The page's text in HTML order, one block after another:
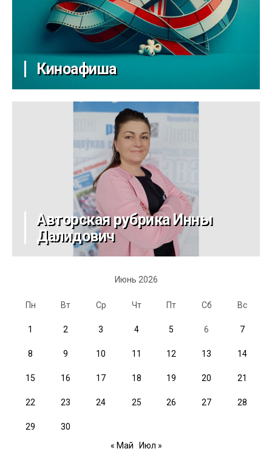
Киноафиша
Авторская рубрика Инны
Далидович
Июнь 2026
Пн Вт Ср Чт Пт Сб Вс
1 2 3 4 5 6 7
8 9 10 11 12 13 14
15 16 17 18 19 20 21
22 23 24 25 26 27 28
29
30
« Май
Июл »